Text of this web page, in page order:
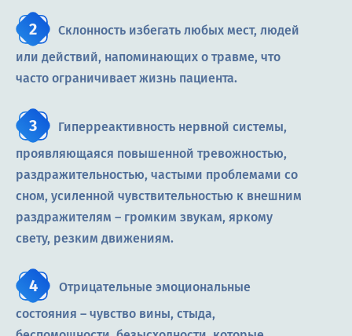
Склонность избегать любых мест, людей
или действий, напоминающих о травме, что
часто ограничивает жизнь пациента.
Гиперреактивность нервной системы,
проявляющаяся повышенной тревожностью,
раздражительностью, частыми проблемами со
сном, усиленной чувствительностью к внешним
раздражителям – громким звукам, яркому
свету, резким движениям.
Отрицательные эмоциональные
состояния – чувство вины, стыда,